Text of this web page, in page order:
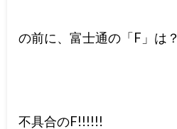
の前に、富士通の「F」は？
不具合のF!!!!!!